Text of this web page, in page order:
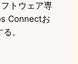
トウェア専
Connectお
。